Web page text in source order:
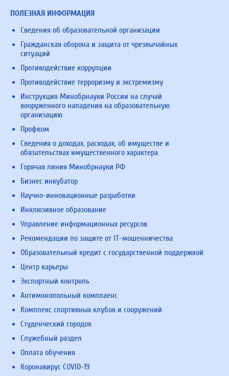
ПОЛЕЗНАЯ ИНФОРМАЦИЯ
Сведения об образовательной организации
Гражданская оборона и защита от чрезвычайных
ситуаций
Противодействие коррупции
Противодействие терроризму и экстремизму
Инструкция Минобрнауки России на случай
вооруженного нападения на образовательную
организацию
Профком
Сведения о доходах, расходах, об имуществе и
обязательствах имущественного характера
Горячая линия Минобрнауки РФ
Бизнес инкубатор
Научно-инновационные разработки
Инклюзивное образование
Управление информационных ресурсов
Рекомендации по защите от IT-мошенничества
Образовательный кредит с государственной поддержкой
Центр карьеры
Экспортный контроль
Антимонопольный комплаенс
Комплекс спортивных клубов и сооружений
Студенческий городок
Служебный раздел
Оплата обучения
Коронавирус COVID-19